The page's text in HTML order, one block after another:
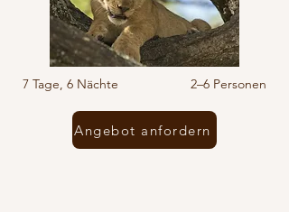
7 Tage, 6 Nächte 2–6 Personen
Angebot anfordern